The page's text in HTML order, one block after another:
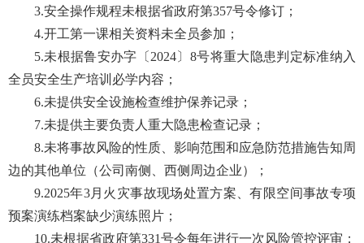
3.安全操作规程未根据省政府第357号令修订；
4.开工第一课相关资料未全员参加；
5.未根据鲁安办字〔2024〕8号将重大隐患判定标准纳入
全员安全生产培训必学内容；
6.未提供安全设施检查维护保养记录；
7.未提供主要负责人重大隐患检查记录；
8.未将事故风险的性质、影响范围和应急防范措施告知周
边的其他单位（公司南侧、西侧周边企业）；
9.2025年3月火灾事故现场处置方案、有限空间事故专项
预案演练档案缺少演练照片；
10.未根据省政府第331号令每年进行一次风险管控评审；